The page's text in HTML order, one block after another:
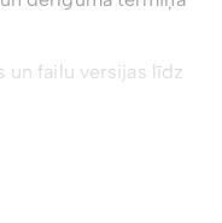
un failu versijas līdz
un failu